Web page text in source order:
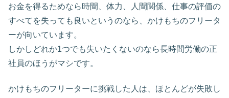
お金を得るためなら時間、体力、人間関係、仕事の評価の
すべてを失っても良いというのなら、かけもちのフリータ
ーが向いています。
しかしどれか1つでも失いたくないのなら長時間労働の正
社員のほうがマシです。
かけもちのフリーターに挑戦した人は、ほとんどが失敗し